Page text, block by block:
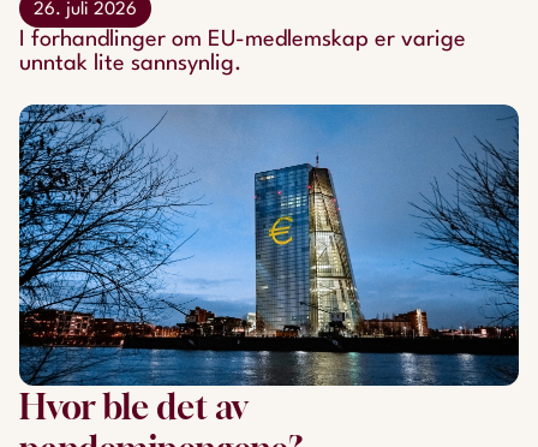
26. juli 2026
​​​​​​​I forhandlinger om EU-medlemskap er varige
unntak lite sannsynlig.
Hvor ble det av